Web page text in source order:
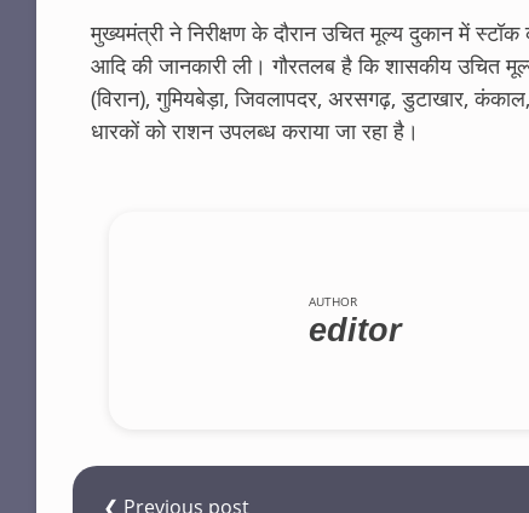
मुख्यमंत्री ने निरीक्षण के दौरान उचित मूल्य दुकान में
आदि की जानकारी ली। गौरतलब है कि शासकीय उचित
(विरान), गुमियबेड़ा, जिवलापदर, अरसगढ़, डुटाखार,
धारकों को राशन उपलब्ध कराया जा रहा है।
AUTHOR
editor
❮ Previous post